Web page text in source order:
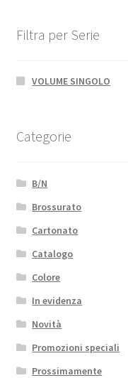
Filtra per Serie
VOLUME SINGOLO
Categorie
B/N
Brossurato
Cartonato
Catalogo
Colore
In evidenza
Novità
Promozioni speciali
Prossimamente